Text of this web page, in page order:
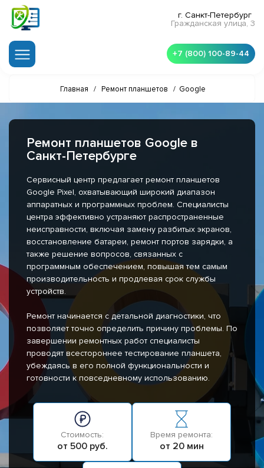
г. Санкт-Петербург
Гражданская улица, 3
+7 (800) 100-89-44
Главная / Ремонт планшетов / Google
Ремонт планшетов Google в
Санкт-Петербурге
Сервисный центр предлагает ремонт планшетов
Google Pixel, охватывающий широкий диапазон
аппаратных и программных проблем. Специалисты
центра эффективно устраняют распространенные
неисправности, включая замену разбитых экранов,
восстановление батареи, ремонт портов зарядки, а
также решение вопросов, связанных с
программным обеспечением, повышая тем самым
производительность и продлевая срок службы
устройств.
Ремонт начинается с детальной диагностики, что
позволяет точно определить причину проблемы. По
завершении ремонтных работ специалисты
проводят всестороннее тестирование планшета,
убеждаясь в его полной функциональности и
готовности к повседневному использованию.
Стоимость:
от 500 руб.
Время ремонта:
от 20 мин